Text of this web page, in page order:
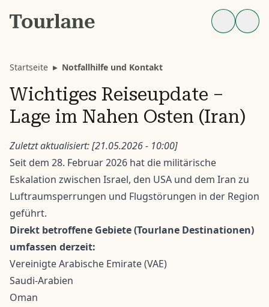
Startseite ▸ Notfallhilfe und Kontakt
Wichtiges Reiseupdate –
Lage im Nahen Osten (Iran)
Zuletzt aktualisiert: [21.05.2026 - 10:00]
Seit dem 28. Februar 2026 hat die militärische
Eskalation zwischen Israel, den USA und dem Iran zu
Luftraumsperrungen und Flugstörungen in der Region
geführt.
Direkt betroffene Gebiete (Tourlane Destinationen)
umfassen derzeit:
Vereinigte Arabische Emirate (VAE)
Saudi-Arabien
Oman